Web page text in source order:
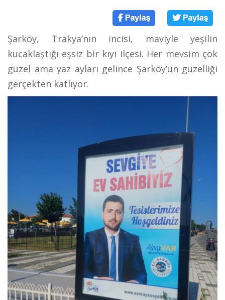
Şarköy, Trakya’nın incisi, maviyle yeşilin
kucaklaştığı eşsiz bir kıyı ilçesi. Her mevsim çok
güzel ama yaz ayları gelince Şarköy’ün güzelliği
gerçekten katlıyor.